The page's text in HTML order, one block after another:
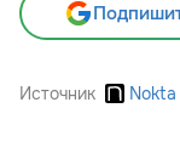
Источник Nokta